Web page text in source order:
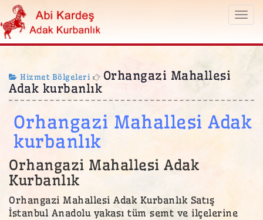
Hizmet Bölgeleri
Orhangazi Mahallesi
Adak kurbanlık
Orhangazi Mahallesi Adak
kurbanlık
Orhangazi Mahallesi Adak
Kurbanlık
Orhangazi Mahallesi Adak Kurbanlık Satış
İstanbul Anadolu yakası tüm semt ve ilçelerine